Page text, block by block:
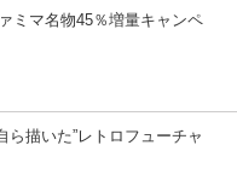
ミマ名物45％増量キャンペ
描いた”レトロフューチャ